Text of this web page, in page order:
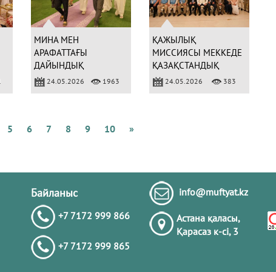
МИНА МЕН
АРАФАТТАҒЫ
ДАЙЫНДЫҚ
ЖҰМЫСТАРЫ
ТЕКСЕРІЛДІ
24.05.2026 1963
ҚАЖЫЛЫҚ
МИССИЯСЫ МЕККЕДЕ
ҚАЗАҚСТАНДЫҚ
УАҒЫЗШЫЛАРМЕН
КЕЗДЕСТІ
24.05.2026 383
5 6 7 8 9 10 »
Байланыс
+7 7172 999 866
+7 7172 999 865
info@muftyat.kz
Астана қаласы,
Қарасаз к-сi, 3